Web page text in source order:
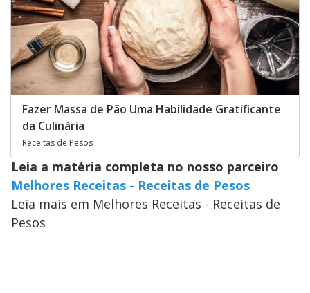
Fazer Massa de Pão Uma Habilidade Gratificante
da Culinária
Receitas de Pesos
Leia a matéria completa no nosso parceiro
Melhores Receitas - Receitas de Pesos
Leia mais em Melhores Receitas - Receitas de
Pesos